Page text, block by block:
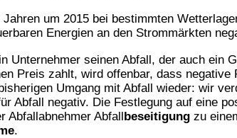
um 2015 bei bestimmten
Energien an den Strommärkten
Unternehmer seinen Abfall, der auch ein
Preis zahlt, wird offenbar, dass
Umgang mit Abfall wieder: wir
Abfall negativ. Die Festlegung auf eine
Abfallabnehmer Abfallbeseitigung zu
.